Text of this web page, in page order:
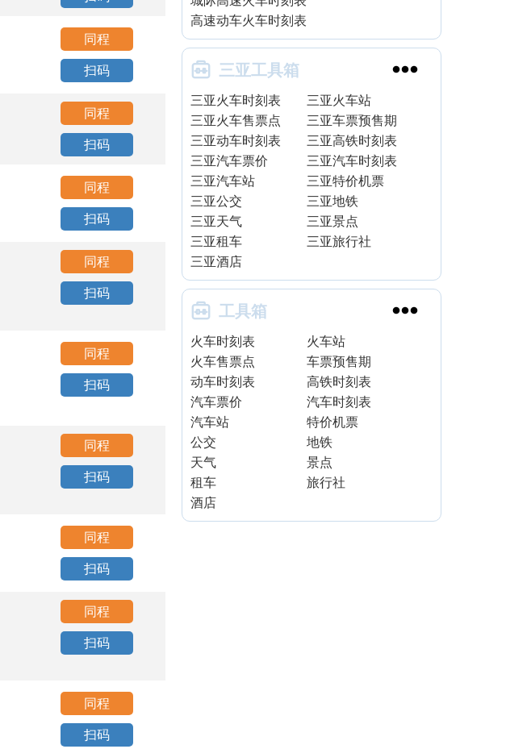
同程
扫码
同程
扫码
同程
扫码
同程
扫码
同程
扫码
同程
扫码
同程
扫码
同程
扫码
同程
扫码
高速动车火车时刻表
 三亚工具箱 
三亚火车时刻表
三亚火车站
三亚火车售票点
三亚车票预售期
三亚动车时刻表
三亚高铁时刻表
三亚汽车票价
三亚汽车时刻表
三亚汽车站
三亚特价机票
三亚公交
三亚地铁
三亚天气
三亚景点
三亚租车
三亚旅行社
三亚酒店
 工具箱 
火车时刻表
火车站
火车售票点
车票预售期
动车时刻表
高铁时刻表
汽车票价
汽车时刻表
汽车站
特价机票
公交
地铁
天气
景点
租车
旅行社
酒店